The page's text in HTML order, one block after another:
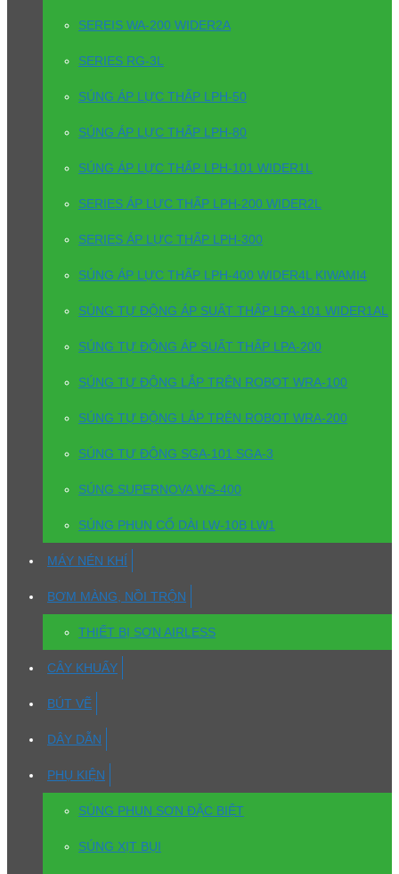
SEREIS WA-200 WIDER2A
SERIES RG-3L
SÚNG ÁP LỰC THẤP LPH-50
SÚNG ÁP LỰC THẤP LPH-80
SÚNG ÁP LỰC THẤP LPH-101 WIDER1L
SERIES ÁP LỰC THẤP LPH-200 WIDER2L
SERIES ÁP LỰC THẤP LPH-300
SÚNG ÁP LỰC THẤP LPH-400 WIDER4L KIWAMI4
SÚNG TỰ ĐỘNG ÁP SUẤT THẤP LPA-101 WIDER1AL
SÚNG TỰ ĐỘNG ÁP SUẤT THẤP LPA-200
SÚNG TỰ ĐỘNG LẮP TRÊN ROBOT WRA-100
SÚNG TỰ ĐỘNG LẮP TRÊN ROBOT WRA-200
SÚNG TỰ ĐỘNG SGA-101 SGA-3
SÚNG SUPERNOVA WS-400
SÚNG PHUN CỔ DÀI LW-10B LW1
MÁY NÉN KHÍ
BƠM MÀNG, NỒI TRỘN
THIẾT BỊ SƠN AIRLESS
CÂY KHUẤY
BÚT VẼ
DÂY DẪN
PHỤ KIỆN
SÚNG PHUN SƠN ĐẶC BIỆT
SÚNG XỊT BỤI